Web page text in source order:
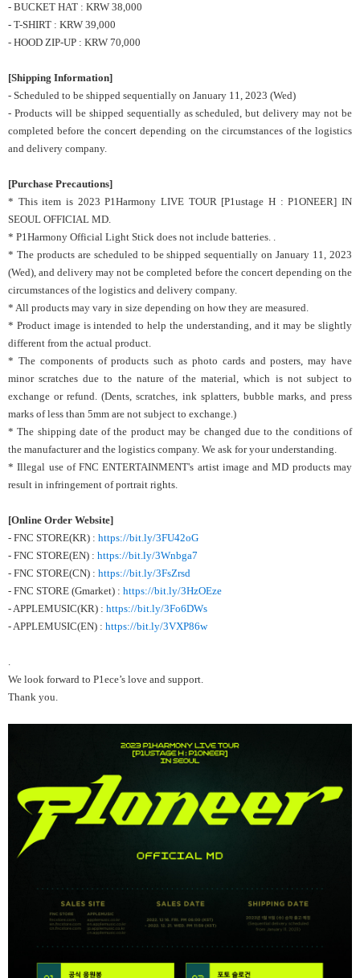
- BUCKET HAT : KRW 38,000
- T-SHIRT : KRW 39,000
- HOOD ZIP-UP : KRW 70,000
[Shipping Information]
- Scheduled to be shipped sequentially on January 11, 2023 (Wed)
- Products will be shipped sequentially as scheduled, but delivery may not be
completed before the concert depending on the circumstances of the logistics
and delivery company.
[Purchase Precautions]
* This item is 2023 P1Harmony LIVE TOUR [P1ustage H : P1ONEER] IN
SEOUL OFFICIAL MD.
* P1Harmony Official Light Stick does not include batteries. .
* The products are scheduled to be shipped sequentially on January 11, 2023
(Wed), and delivery may not be completed before the concert depending on the
circumstances of the logistics and delivery company.
* All products may vary in size depending on how they are measured.
* Product image is intended to help the understanding, and it may be slightly
different from the actual product.
* The components of products such as photo cards and posters, may have
minor scratches due to the nature of the material, which is not subject to
exchange or refund. (Dents, scratches, ink splatters, bubble marks, and press
marks of less than 5mm are not subject to exchange.)
* The shipping date of the product may be changed due to the conditions of
the manufacturer and the logistics company. We ask for your understanding.
* Illegal use of FNC ENTERTAINMENT's artist image and MD products may
result in infringement of portrait rights.
[Online Order Website]
- FNC STORE(KR) : https://bit.ly/3FU42oG
- FNC STORE(EN) : https://bit.ly/3Wnbga7
- FNC STORE(CN) : https://bit.ly/3FsZrsd
- FNC STORE (Gmarket) : https://bit.ly/3HzOEze
- APPLEMUSIC(KR) : https://bit.ly/3Fo6DWs
- APPLEMUSIC(EN) : https://bit.ly/3VXP86w
.
We look forward to P1ece’s love and support.
Thank you.